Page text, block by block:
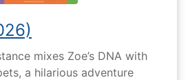
mixes Zoe’s DNA with
a hilarious adventure